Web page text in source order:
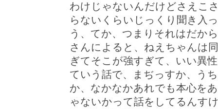
わけじゃないんだけどさえこ
らないくらいじっくり聞き入
う、てか、つまりそれはだか
さんによると、ねえちゃんは
ぎてそこが強すぎて、いい異
ていう話で、まぢっすか、う
か、なかなかあれでも本心を
ゃないかって話をしてるんす